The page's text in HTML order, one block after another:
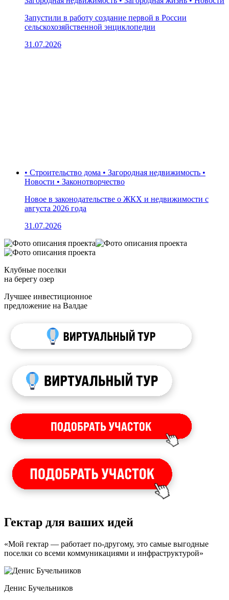
Запустили в работу создание первой в России
сельскохозяйственной энциклопедии
31.07.2026
• Строительство дома • Загородная недвижимость •
Новости • Законотворчество
Новое в законодательстве о ЖКХ и недвижимости с
августа 2026 года
31.07.2026
Клубные поселки
на берегу озер
Лучшее инвестиционное
предложение на Валдае
Гектар для ваших идей
«Мой гектар — работает по-другому, это самые выгодные
поселки со всеми коммуникациями и инфраструктурой»
Денис Бучельников